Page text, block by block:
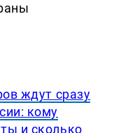
ждут сразу
кому
и сколько